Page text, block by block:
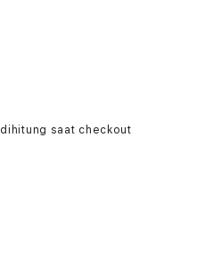
dihitung saat checkout